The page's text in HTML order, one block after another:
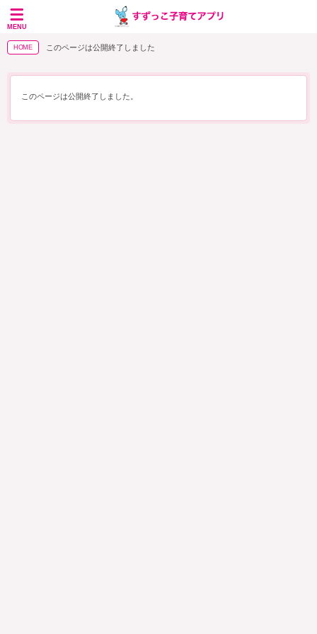
MENU
HOME このページは公開終了しました
このページは公開終了しました。